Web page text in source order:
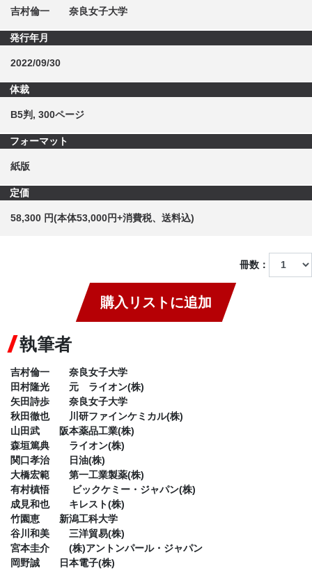
吉村倫一 奈良女子大学
発行年月
2022/09/30
体裁
B5判, 300ページ
フォーマット
紙版
定価
58,300 円(本体53,000円+消費税、送料込)
冊数：
購入リストに追加
執筆者
吉村倫一 奈良女子大学
田村隆光 元 ライオン(株)
矢田詩歩 奈良女子大学
秋田徹也 川研ファインケミカル(株)
山田武 阪本薬品工業(株)
森垣篤典 ライオン(株)
関口孝治 日油(株)
大橋宏範 第一工業製薬(株)
有村槙悟 ビックケミー・ジャパン(株)
成見和也 キレスト(株)
竹園恵 新潟工科大学
谷川和美 三洋貿易(株)
宮本圭介 (株)アントンパール・ジャパン
岡野誠 日本電子(株)